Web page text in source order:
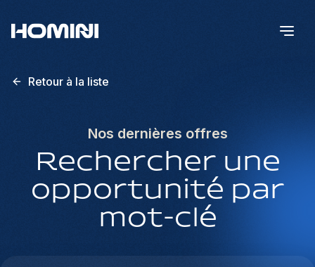
Retour à la liste
Nos dernières offres
Rechercher une
opportunité par
mot-clé